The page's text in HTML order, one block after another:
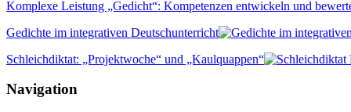
Komplexe Leistung „Gedicht“: Kompetenzen entwickeln und
Gedichte im integrativen Deutschunterricht
Schleichdiktat: „Projektwoche“ und „Kaulquappen“
Navigation